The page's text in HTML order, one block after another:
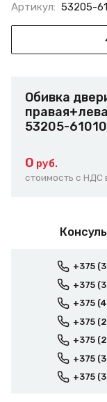
Артикул: 53205-
Обивка
53205-
0 руб.
стоимость с НДС
+375
+375
+375
+375
+375
+375
+375